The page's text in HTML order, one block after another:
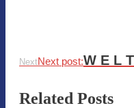
NextNext post:W E L
Related Posts